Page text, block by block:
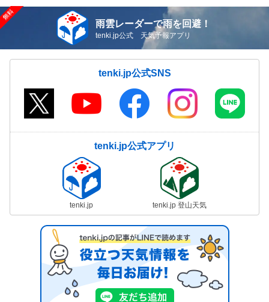
雨雲レーダーで雨を回避！
tenki.jp公式 天気予報アプリ
tenki.jp公式SNS
tenki.jp公式アプリ
tenki.jp tenki.jp 登山天気